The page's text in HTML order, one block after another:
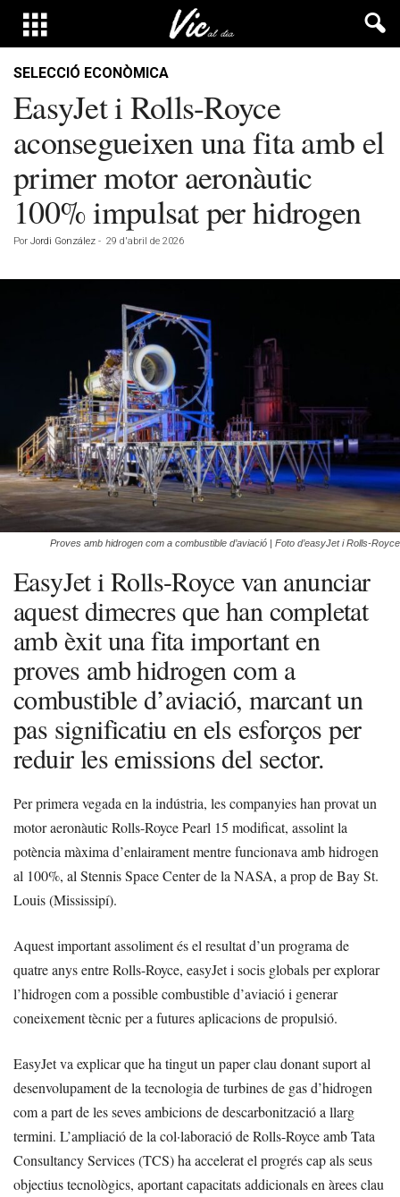
SELECCIÓ ECONÒMICA
EasyJet i Rolls-Royce
aconsegueixen una fita amb el
primer motor aeronàutic
100% impulsat per hidrogen
Por Jordi González - 29 d'abril de 2026
Proves amb hidrogen com a combustible d’aviació | Foto d’easyJet i Rolls-Royce
EasyJet i Rolls-Royce van anunciar
aquest dimecres que han completat
amb èxit una fita important en
proves amb hidrogen com a
combustible d’aviació, marcant un
pas significatiu en els esforços per
reduir les emissions del sector.
Per primera vegada en la indústria, les companyies han provat un
motor aeronàutic Rolls-Royce Pearl 15 modificat, assolint la
potència màxima d’enlairament mentre funcionava amb hidrogen
al 100%, al Stennis Space Center de la NASA, a prop de Bay St.
Louis (Mississipí).
Aquest important assoliment és el resultat d’un programa de
quatre anys entre Rolls-Royce, easyJet i socis globals per explorar
l’hidrogen com a possible combustible d’aviació i generar
coneixement tècnic per a futures aplicacions de propulsió.
EasyJet va explicar que ha tingut un paper clau donant suport al
desenvolupament de la tecnologia de turbines de gas d’hidrogen
com a part de les seves ambicions de descarbonització a llarg
termini. L’ampliació de la col·laboració de Rolls-Royce amb Tata
Consultancy Services (TCS) ha accelerat el progrés cap als seus
objectius tecnològics, aportant capacitats addicionals en àrees clau